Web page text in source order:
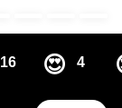
16 😍 4